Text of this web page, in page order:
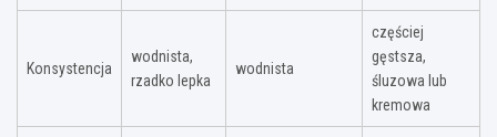
Konsystencja
wodnista,
rzadko lepka
wodnista
częściej
gęstsza,
śluzowa lub
kremowa